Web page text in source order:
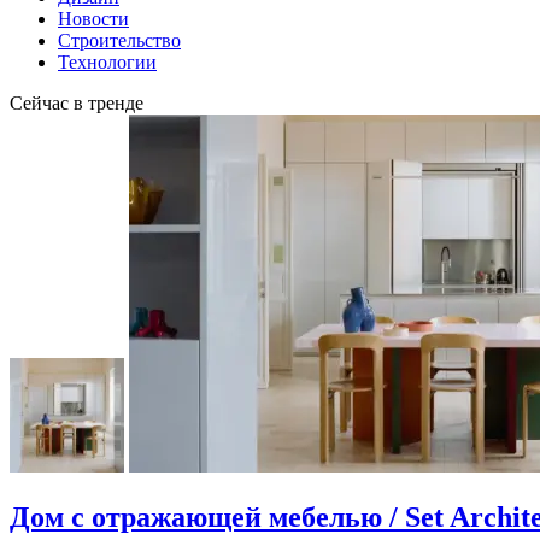
Новости
Строительство
Технологии
Сейчас в тренде
Дом с отражающей мебелью / Set